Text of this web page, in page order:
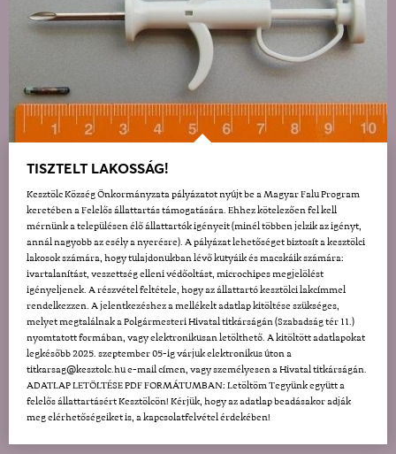
TISZTELT LAKOSSÁG!
Kesztölc Község Önkormányzata pályázatot nyújt be a Magyar Falu Program
keretében a Felelős állattartás támogatására. Ehhez kötelezően fel kell
mérnünk a településen élő állattartók igényeit (minél többen jelzik az igényt,
annál nagyobb az esély a nyerésre). A pályázat lehetőséget biztosít a kesztölci
lakosok számára, hogy tulajdonukban lévő kutyáik és macskáik számára:
ivartalanítást, veszettség elleni védőoltást, microchipes megjelölést
igényeljenek. A részvétel feltétele, hogy az állattartó kesztölci lakcímmel
rendelkezzen. A jelentkezéshez a mellékelt adatlap kitöltése szükséges,
melyet megtalálnak a Polgármesteri Hivatal titkárságán (Szabadság tér 11.)
nyomtatott formában, vagy elektronikusan letölthető. A kitöltött adatlapokat
legkésőbb 2025. szeptember 05-ig várjuk elektronikus úton a
titkarsag@kesztolc.hu e-mail címen, vagy személyesen a Hivatal titkárságán.
ADATLAP LETÖLTÉSE PDF FORMÁTUMBAN: Letöltöm Tegyünk együtt a
felelős állattartásért Kesztölcön! Kérjük, hogy az adatlap beadásakor adják
meg elérhetőségeiket is, a kapcsolatfelvétel érdekében!